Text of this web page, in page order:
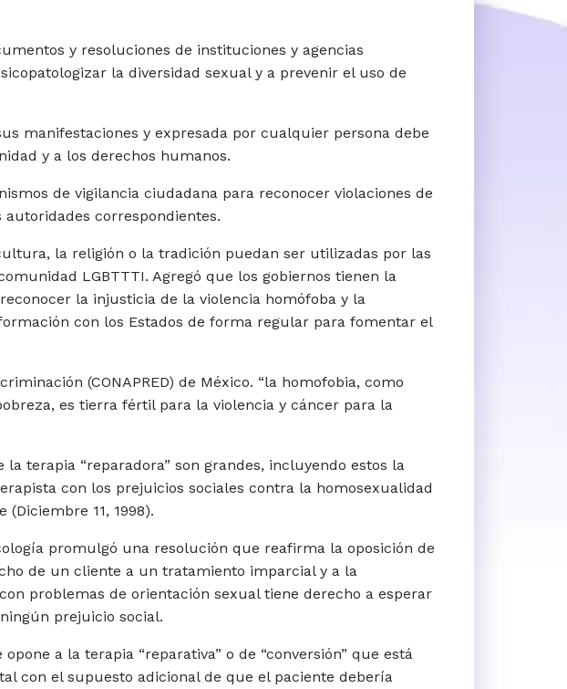
y resoluciones de instituciones y agencias
la diversidad sexual y a prevenir el uso de
manifestaciones y expresada por cualquier persona debe
y a los derechos humanos.
de vigilancia ciudadana para reconocer violaciones de
correspondientes.
la religión o la tradición puedan ser utilizadas por las
LGBTTTI. Agregó que los gobiernos tienen la
la injusticia de la violencia homófoba y la
con los Estados de forma regular para fomentar el
(CONAPRED) de México. “la homofobia, como
es tierra fértil para la violencia y cáncer para la
terapia “reparadora” son grandes, incluyendo estos la
con los prejuicios sociales contra la homosexualidad
11, 1998).
promulgó una resolución que reafirma la oposición de
de un cliente a un tratamiento imparcial y a la
problemas de orientación sexual tiene derecho a esperar
prejuicio social.
a la terapia “reparativa” o de “conversión” que está
con el supuesto adicional de que el paciente debería